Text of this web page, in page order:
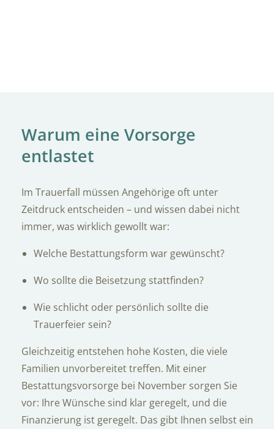
Warum eine Vorsorge
entlastet
Im Trauerfall müssen Angehörige oft unter
Zeitdruck entscheiden – und wissen dabei nicht
immer, was wirklich gewollt war:
Welche Bestattungsform war gewünscht?
Wo sollte die Beisetzung stattfinden?
Wie schlicht oder persönlich sollte die
Trauerfeier sein?
Gleichzeitig entstehen hohe Kosten, die viele
Familien unvorbereitet treffen. Mit einer
Bestattungsvorsorge bei November sorgen Sie
vor: Ihre Wünsche sind klar geregelt, und die
Finanzierung ist geregelt. Das gibt Ihnen selbst ein